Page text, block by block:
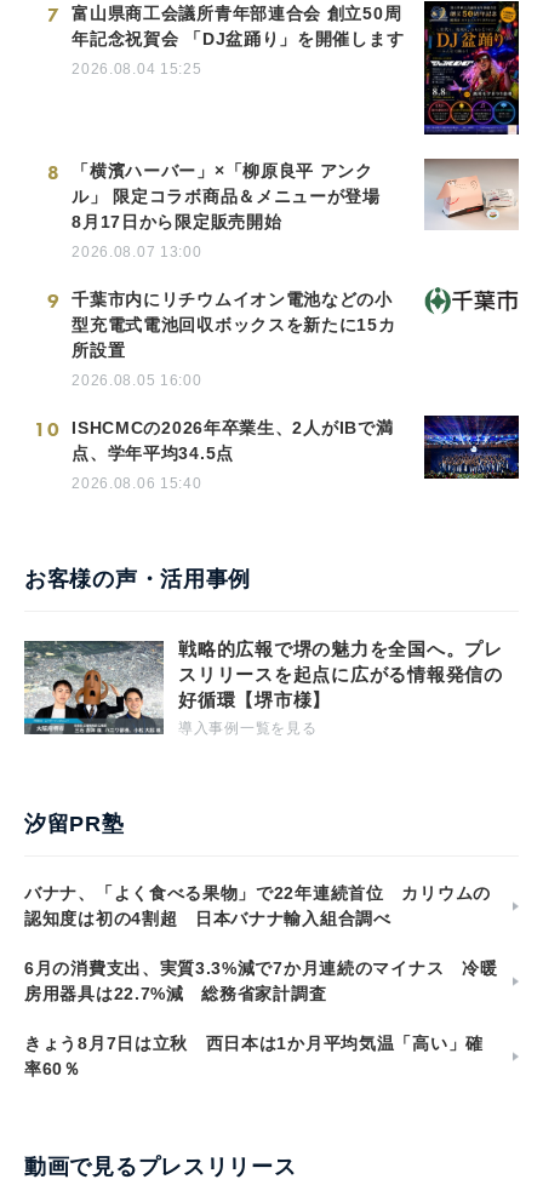
7
富山県商工会議所青年部連合会 創立50周
年記念祝賀会 「DJ盆踊り」を開催します
2026.08.04 15:25
8
「横濱ハーバー」×「柳原良平 アンク
ル」 限定コラボ商品＆メニューが登場
8月17日から限定販売開始
2026.08.07 13:00
9
千葉市内にリチウムイオン電池などの小
型充電式電池回収ボックスを新たに15カ
所設置
2026.08.05 16:00
10
ISHCMCの2026年卒業生、2人がIBで満
点、学年平均34.5点
2026.08.06 15:40
お客様の声・活用事例
戦略的広報で堺の魅力を全国へ。プレ
スリリースを起点に広がる情報発信の
好循環【堺市様】
導入事例一覧を見る
汐留PR塾
バナナ、「よく食べる果物」で22年連続首位 カリウムの
認知度は初の4割超 日本バナナ輸入組合調べ
6月の消費支出、実質3.3%減で7か月連続のマイナス 冷暖
房用器具は22.7%減 総務省家計調査
きょう8月7日は立秋 西日本は1か月平均気温「高い」確
率60％
動画で見るプレスリリース